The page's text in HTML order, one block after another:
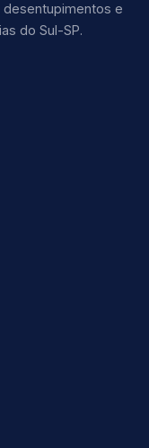
e
do Sul-SP.